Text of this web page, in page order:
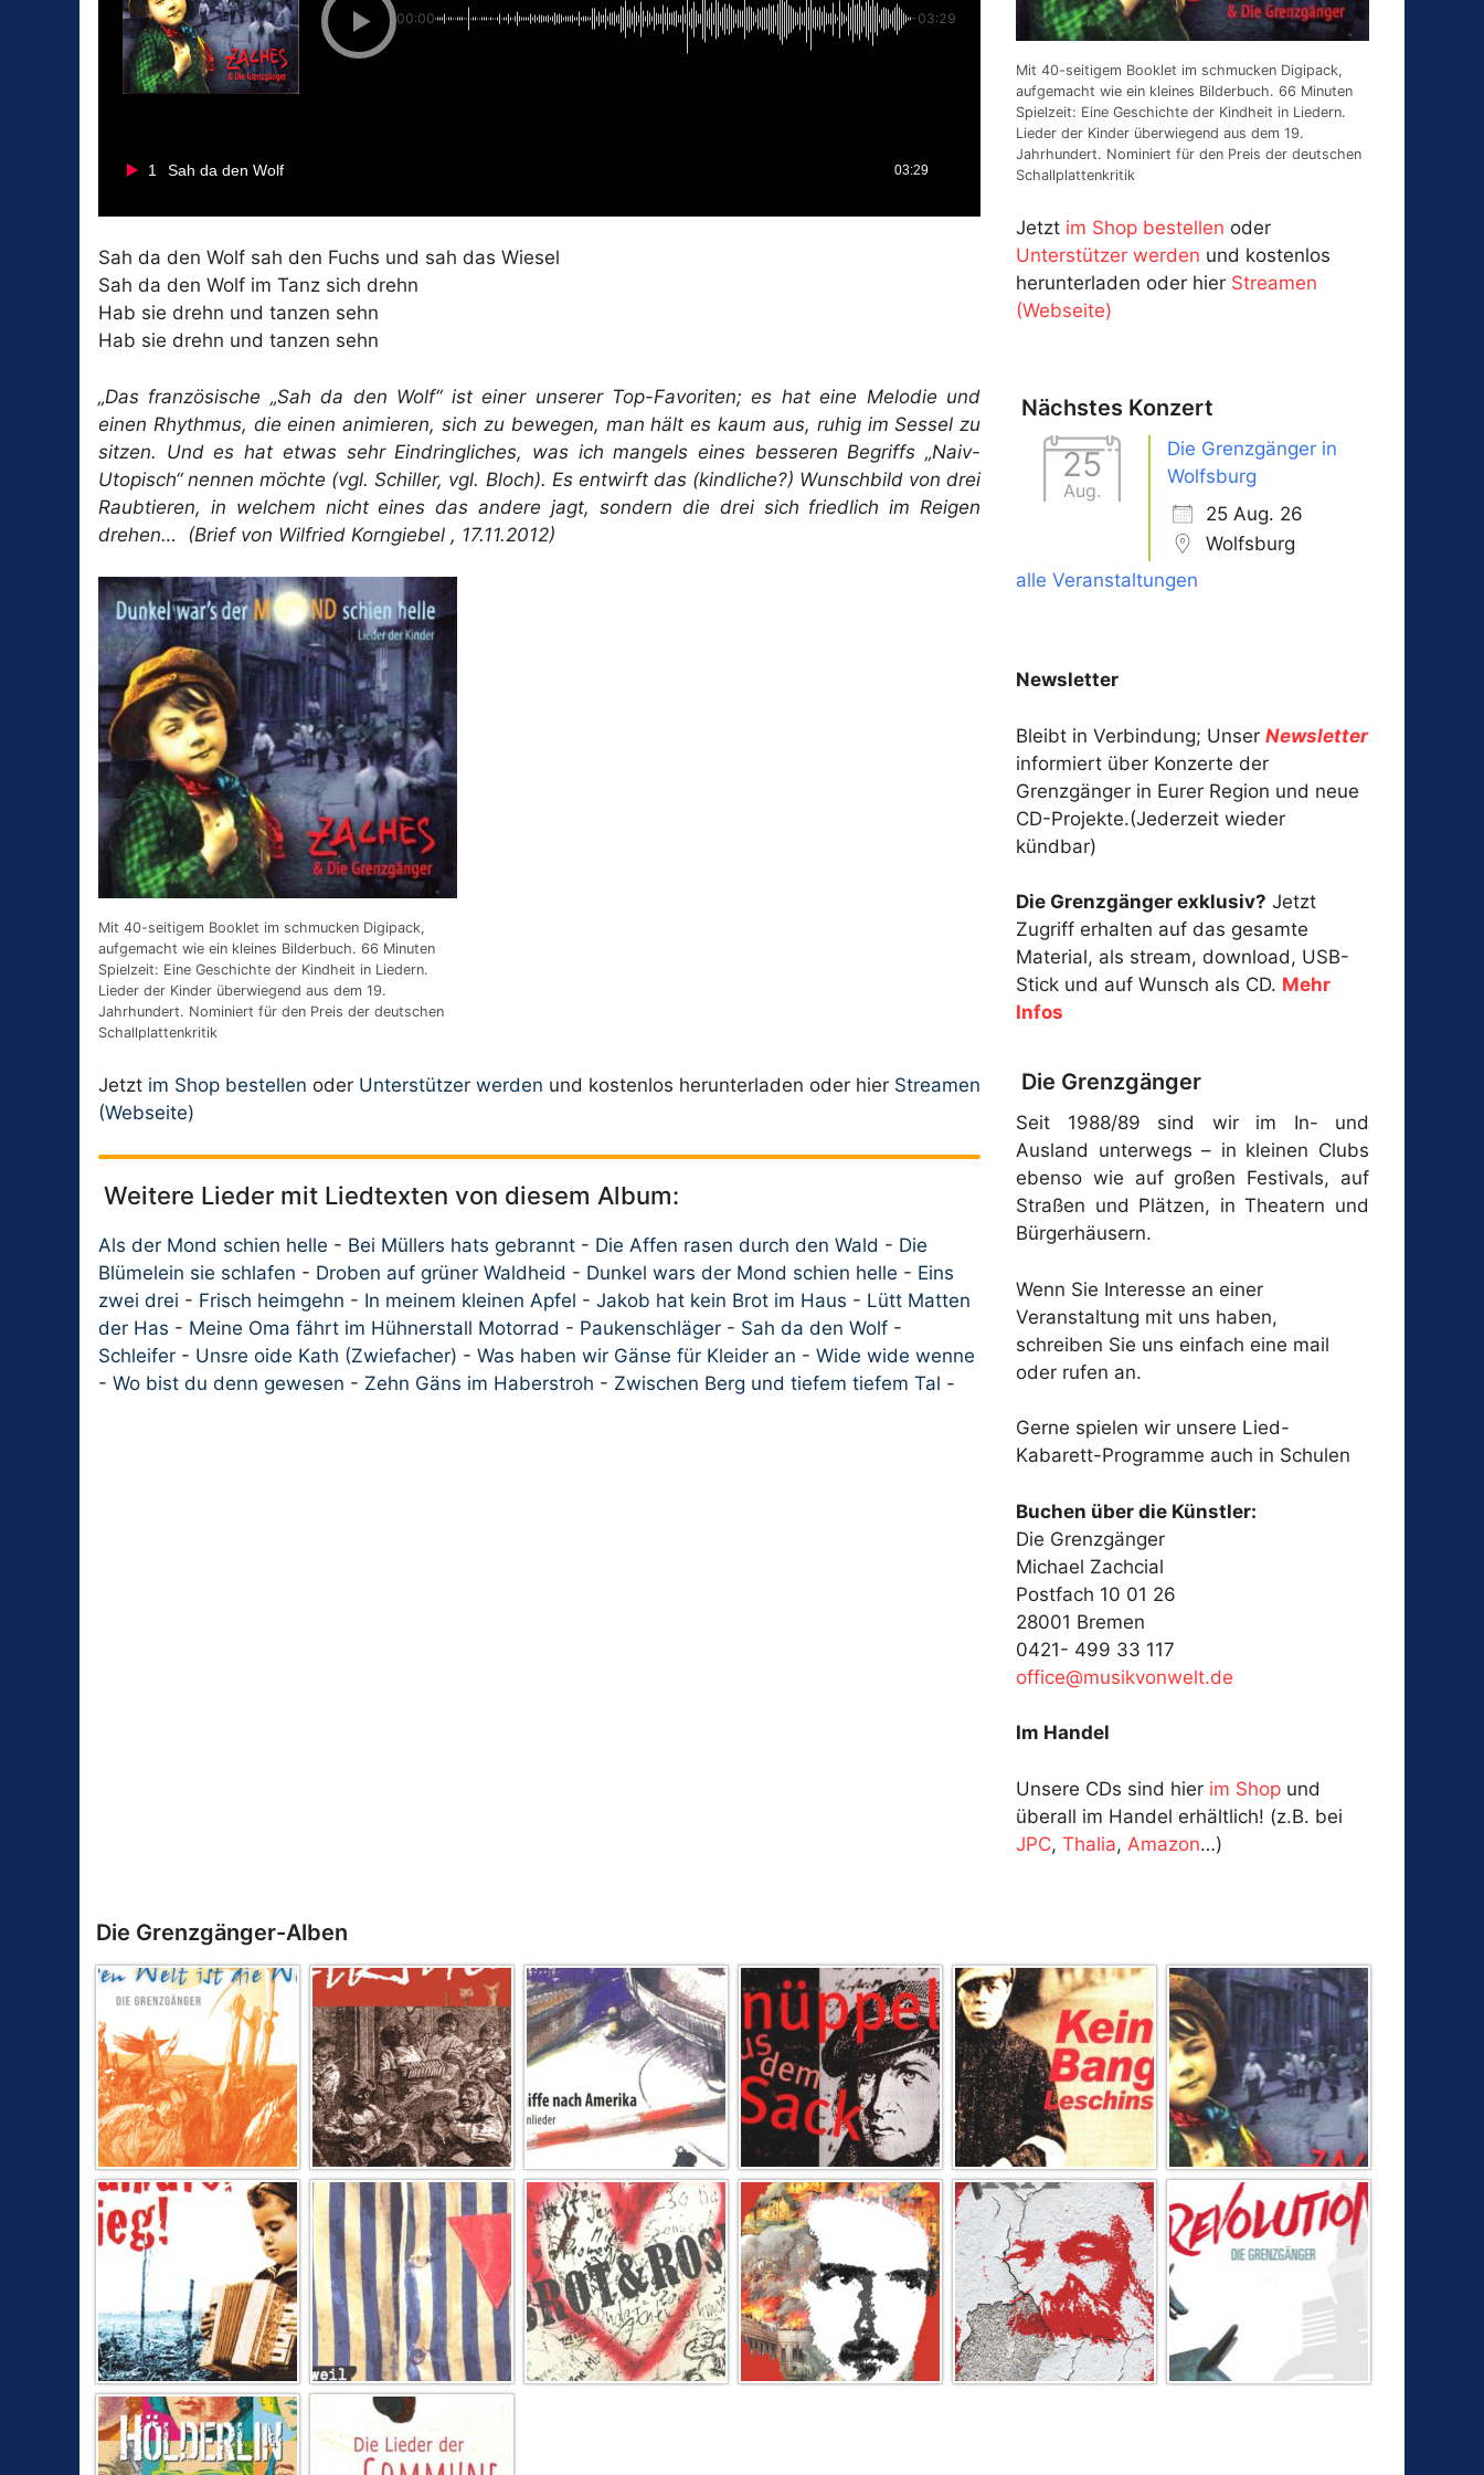
00:00 -03:29
1 Sah da den Wolf 03:29
Sah da den Wolf sah den Fuchs und sah das Wiesel
Sah da den Wolf im Tanz sich drehn
Hab sie drehn und tanzen sehn
Hab sie drehn und tanzen sehn
„Das französische „Sah da den Wolf“ ist einer unserer Top-Favoriten; es hat eine Melodie und
einen Rhythmus, die einen animieren, sich zu bewegen, man hält es kaum aus, ruhig im Sessel zu
sitzen. Und es hat etwas sehr Eindringliches, was ich mangels eines besseren Begriffs „Naiv-
Utopisch“ nennen möchte (vgl. Schiller, vgl. Bloch). Es entwirft das (kindliche?) Wunschbild von drei
Raubtieren, in welchem nicht eines das andere jagt, sondern die drei sich friedlich im Reigen
drehen… (Brief von Wilfried Korngiebel , 17.11.2012)
Mit 40-seitigem Booklet im schmucken Digipack,
aufgemacht wie ein kleines Bilderbuch. 66 Minuten
Spielzeit: Eine Geschichte der Kindheit in Liedern.
Lieder der Kinder überwiegend aus dem 19.
Jahrhundert. Nominiert für den Preis der deutschen
Schallplattenkritik
Jetzt im Shop bestellen oder Unterstützer werden und kostenlos herunterladen oder hier Streamen
(Webseite)
Weitere Lieder mit Liedtexten von diesem Album:
Als der Mond schien helle - Bei Müllers hats gebrannt - Die Affen rasen durch den Wald - Die
Blümelein sie schlafen - Droben auf grüner Waldheid - Dunkel wars der Mond schien helle - Eins
zwei drei - Frisch heimgehn - In meinem kleinen Apfel - Jakob hat kein Brot im Haus - Lütt Matten
der Has - Meine Oma fährt im Hühnerstall Motorrad - Paukenschläger - Sah da den Wolf -
Schleifer - Unsre oide Kath (Zwiefacher) - Was haben wir Gänse für Kleider an - Wide wide wenne
- Wo bist du denn gewesen - Zehn Gäns im Haberstroh - Zwischen Berg und tiefem tiefem Tal -
Mit 40-seitigem Booklet im schmucken Digipack,
aufgemacht wie ein kleines Bilderbuch. 66 Minuten
Spielzeit: Eine Geschichte der Kindheit in Liedern.
Lieder der Kinder überwiegend aus dem 19.
Jahrhundert. Nominiert für den Preis der deutschen
Schallplattenkritik
Jetzt im Shop bestellen oder
Unterstützer werden und kostenlos
herunterladen oder hier Streamen
(Webseite)
Nächstes Konzert
25
Aug.
Die Grenzgänger in
Wolfsburg
25 Aug. 26
Wolfsburg
alle Veranstaltungen
Newsletter
Bleibt in Verbindung; Unser Newsletter
informiert über Konzerte der
Grenzgänger in Eurer Region und neue
CD-Projekte.(Jederzeit wieder
kündbar)
Die Grenzgänger exklusiv? Jetzt
Zugriff erhalten auf das gesamte
Material, als stream, download, USB-
Stick und auf Wunsch als CD. Mehr
Infos
Die Grenzgänger
Seit 1988/89 sind wir im In- und
Ausland unterwegs – in kleinen Clubs
ebenso wie auf großen Festivals, auf
Straßen und Plätzen, in Theatern und
Bürgerhäusern.
Wenn Sie Interesse an einer
Veranstaltung mit uns haben,
schreiben Sie uns einfach eine mail
oder rufen an.
Gerne spielen wir unsere Lied-
Kabarett-Programme auch in Schulen
Buchen über die Künstler:
Die Grenzgänger
Michael Zachcial
Postfach 10 01 26
28001 Bremen
0421- 499 33 117
ed.tl
ewnov
kisum
@ecif
fo
Im Handel
Unsere CDs sind hier im Shop und
überall im Handel erhältlich! (z.B. bei
JPC,Thalia, Amazon…)
Die Grenzgänger-Alben